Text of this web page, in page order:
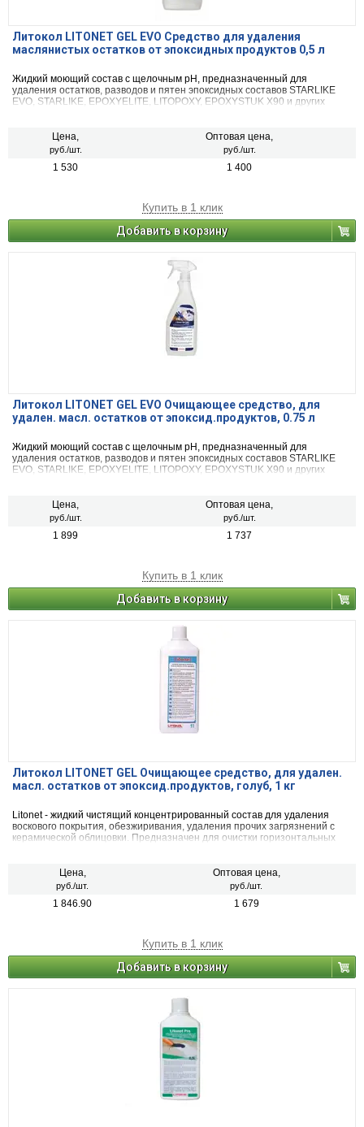
Литокол LITONET GEL EVO Средство для удаления
маслянистых остатков от эпоксидных продуктов 0,5 л
Жидкий моющий состав с щелочным pH, предназначенный для
удаления остатков, разводов и пятен эпоксидных составов STARLIKE
EVO, STARLIKE, EPOXYELITE, LITOPOXY, EPOXYSTUK X90 и других
натурального камня, в том числе полированного.
Цена,
руб./шт.
Оптовая цена,
руб./шт.
1 530 1 400
Купить в 1 клик
Добавить в корзину
Литокол LITONET GEL EVO Очищающее средство, для
удален. масл. остатков от эпоксид.продуктов, 0.75 л
Жидкий моющий состав с щелочным pH, предназначенный для
удаления остатков, разводов и пятен эпоксидных составов STARLIKE
EVO, STARLIKE, EPOXYELITE, LITOPOXY, EPOXYSTUK X90 и других
натурального камня, в том числе полированного. Идеально подходит
для очистки поверхности любых видов плитки (в том числе котто),
натурального камня (как полированного, так и неполированного).
Цена,
руб./шт.
Оптовая цена,
руб./шт.
1 899 1 737
Купить в 1 клик
Добавить в корзину
Литокол LITONET GEL Очищающее средство, для удален.
масл. остатков от эпоксид.продуктов, голуб, 1 кг
Litonet - жидкий чистящий концентрированный состав для удаления
воскового покрытия, обезжиривания, удаления прочих загрязнений с
керамической облицовки. Предназначен для очистки горизонтальных
загрязнения может быть использован в различной концентрации.
Цена,
руб./шт.
Оптовая цена,
руб./шт.
1 846.90 1 679
Купить в 1 клик
Добавить в корзину